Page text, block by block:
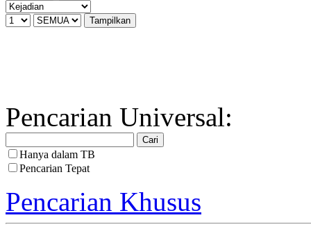
Pencarian Universal:
Hanya dalam TB
Pencarian Tepat
Pencarian Khusus